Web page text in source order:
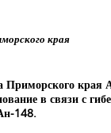
края
Приморского края
в связи с
148.